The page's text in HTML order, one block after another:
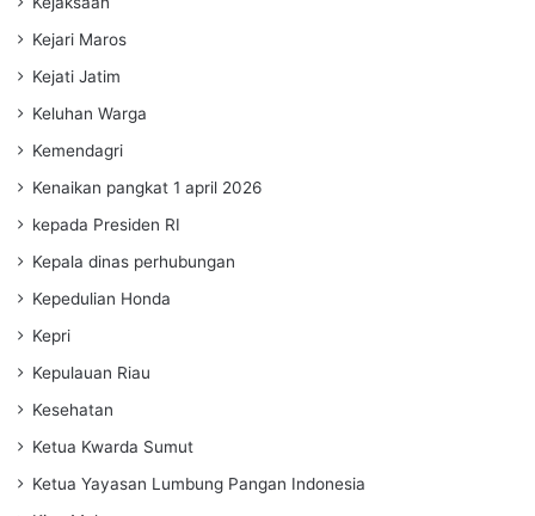
Kejari Maros
Kejati Jatim
Keluhan Warga
Kemendagri
Kenaikan pangkat 1 april 2026
kepada Presiden RI
Kepala dinas perhubungan
Kepedulian Honda
Kepri
Kepulauan Riau
Kesehatan
Ketua Kwarda Sumut
Ketua Yayasan Lumbung Pangan Indonesia